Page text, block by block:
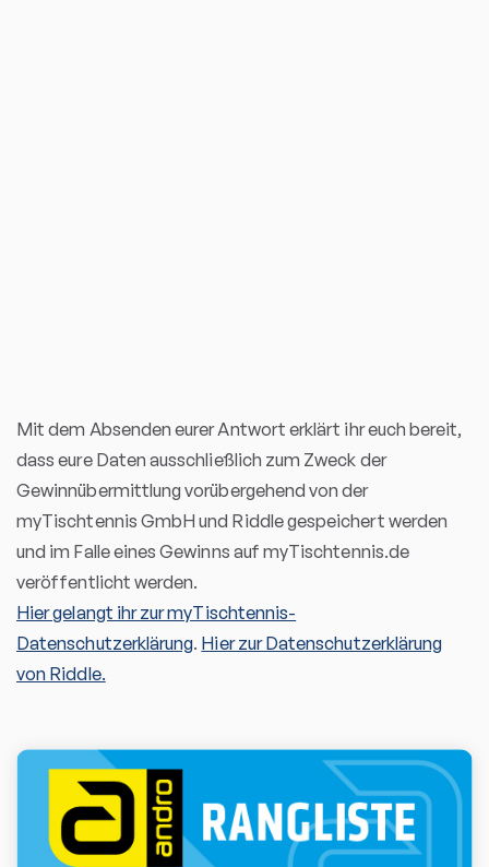
Mit dem Absenden eurer Antwort erklärt ihr euch bereit,
dass eure Daten ausschließlich zum Zweck der
Gewinnübermittlung vorübergehend von der
myTischtennis GmbH und Riddle gespeichert werden
und im Falle eines Gewinns auf myTischtennis.de
veröffentlicht werden.
Hier gelangt ihr zur myTischtennis-
Datenschutzerklärung. Hier zur Datenschutzerklärung
von Riddle.